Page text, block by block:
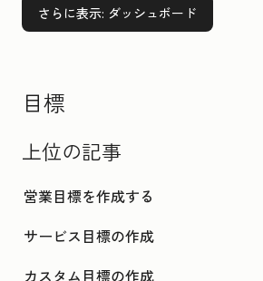
さらに表示: ダッシュボード
目標
上位の記事
営業目標を作成する
サービス目標の作成
カスタム目標の作成